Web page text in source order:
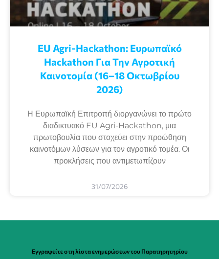
EU Agri-Hackathon: Eυρωπαϊκό
Ηackathon Για Την Αγροτική
Καινοτομία (16–18 Οκτωβρίου
2026)
Η Ευρωπαϊκή Επιτροπή διοργανώνει το πρώτο
διαδικτυακό EU Agri-Hackathon, μια
πρωτοβουλία που στοχεύει στην προώθηση
καινοτόμων λύσεων για τον αγροτικό τομέα. Οι
προκλήσεις που αντιμετωπίζουν
31/07/2026
Εγγραφείτε στη λίστα ενημερώσεων του Παρατηρητηρίου